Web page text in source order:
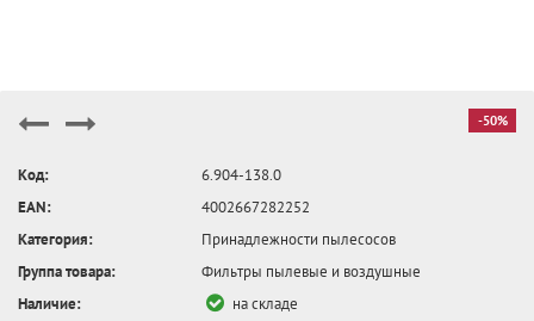
-50%
Код:
6.904-138.0
EAN:
4002667282252
Категория:
Принадлежности пылесосов
Группа товара:
Фильтры пылевые и воздушные
Наличие:
на складе